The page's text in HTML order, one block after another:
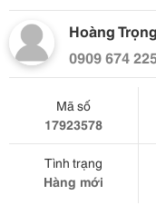
Hoàng
0909 674
Mã số
17923578
Tình trạng
Hàng mới